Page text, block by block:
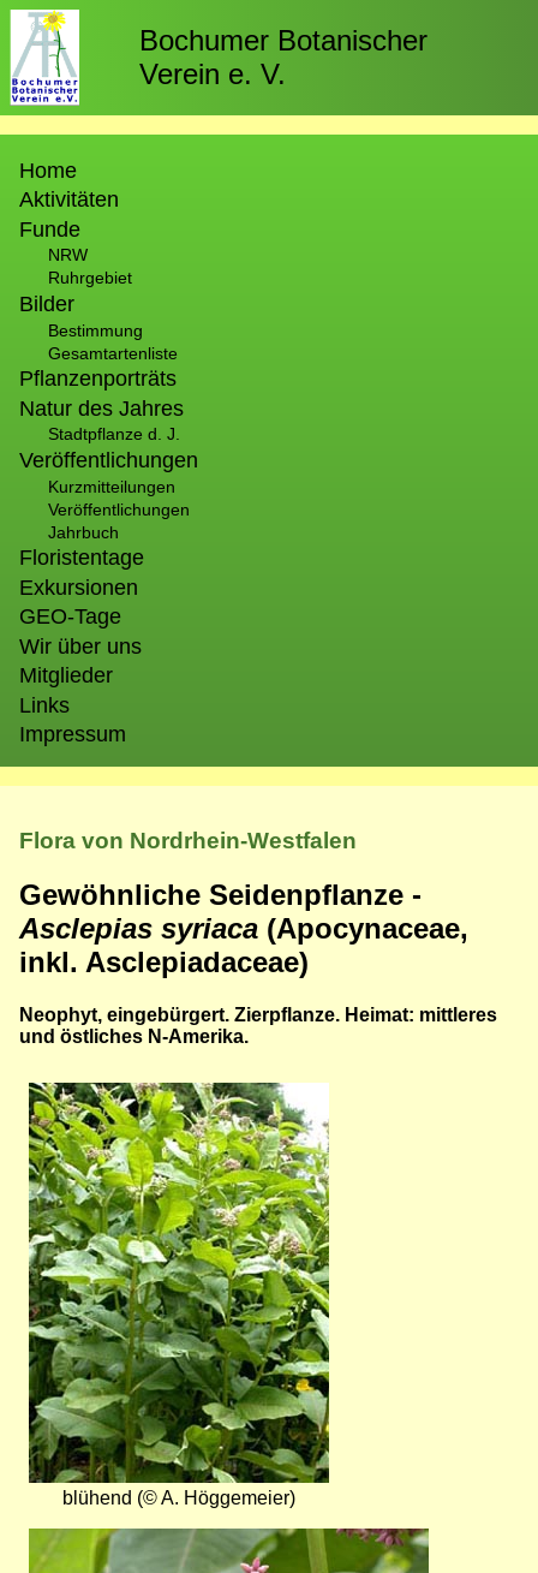
Direkt
zum
Inhalt
Bochumer Botanischer
Verein e. V.
Home
Aktivitäten
Funde
NRW
Ruhrgebiet
Bilder
Bestimmung
Gesamtartenliste
Pflanzenporträts
Natur des Jahres
Stadtpflanze d. J.
Veröffentlichungen
Kurzmitteilungen
Veröffentlichungen
Jahrbuch
Floristentage
Exkursionen
GEO-Tage
Wir über uns
Mitglieder
Links
Impressum
Flora von Nordrhein-Westfalen
Gewöhnliche Seidenpflanze -
Asclepias syriaca (Apocynaceae,
inkl. Asclepiadaceae)
Neophyt, eingebürgert. Zierpflanze. Heimat: mittleres
und östliches N-Amerika.
Bild
blühend (© A. Höggemeier)
Bild